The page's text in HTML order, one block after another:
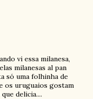
vi essa milanesa,
milanesas al pan
só uma folhinha de
os uruguaios gostam
delicia....